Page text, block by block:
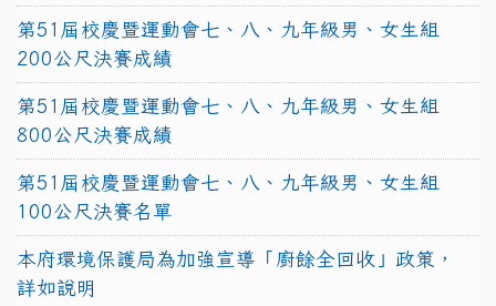
第51屆校慶暨運動會七、八、九年級男、女生組
200公尺決賽成績
第51屆校慶暨運動會七、八、九年級男、女生組
800公尺決賽成績
第51屆校慶暨運動會七、八、九年級男、女生組
100公尺決賽名單
本府環境保護局為加強宣導「廚餘全回收」政策，
詳如說明